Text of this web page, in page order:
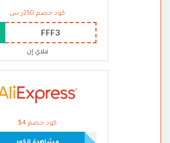
كود خصم 250ر.س
FFF3
فلاي إن
كود خصم 4$